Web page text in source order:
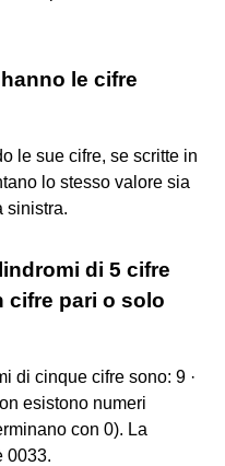
le cifre
le sue cifre, se scritte in
lo stesso valore sia
sinistra.
di 5 cifre
cifre pari o solo
di cinque cifre sono: 9 ·
esistono numeri
con 0). La
0033.